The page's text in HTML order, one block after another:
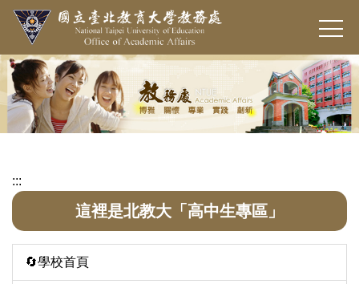
跳
要
內
容
區
:::
這裡是北教大「高中生專區」
🔄學校首頁